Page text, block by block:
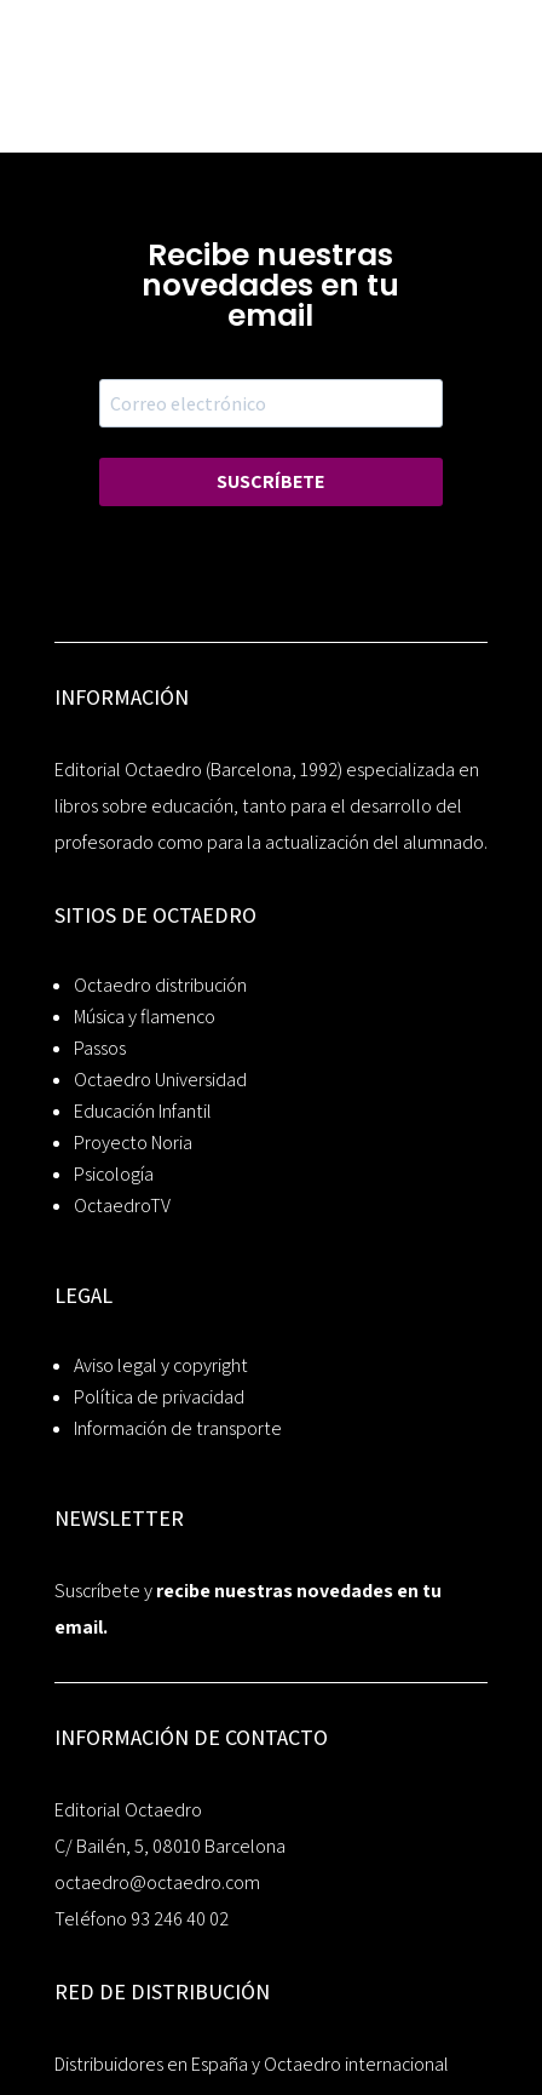
Recibe nuestras
novedades en tu
email
SUSCRÍBETE
INFORMACIÓN
Editorial Octaedro (Barcelona, 1992) especializada en
libros sobre educación, tanto para el desarrollo del
profesorado como para la actualización del alumnado.
SITIOS DE OCTAEDRO
Octaedro distribución
Música y flamenco
Passos
Octaedro Universidad
Educación Infantil
Proyecto Noria
Psicología
OctaedroTV
LEGAL
Aviso legal y copyright
Política de privacidad
Información de transporte
NEWSLETTER
Suscríbete yrecibe nuestras novedades en tu
email.
INFORMACIÓN DE CONTACTO
Editorial Octaedro
C/ Bailén, 5, 08010 Barcelona
octaedro@octaedro.com
Teléfono 93 246 40 02
RED DE DISTRIBUCIÓN
Distribuidores en España y Octaedro internacional